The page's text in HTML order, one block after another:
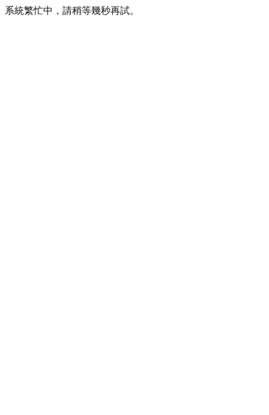
系統繁忙中，請稍等幾秒再試。